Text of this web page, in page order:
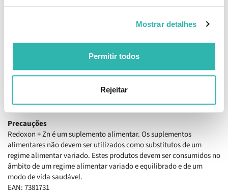
Mostrar detalhes
Permitir todos
Rejeitar
Redução do cansaço e da fadiga.
Ossos, cabelo, pele e unhas normais;
Normal função cognitiva.
Precauções
Redoxon + Zn é um suplemento alimentar. Os suplementos
alimentares não devem ser utilizados como substitutos de um
regime alimentar variado. Estes produtos devem ser consumidos no
âmbito de um regime alimentar variado e equilibrado e de um
modo de vida saudável.
EAN: 7381731